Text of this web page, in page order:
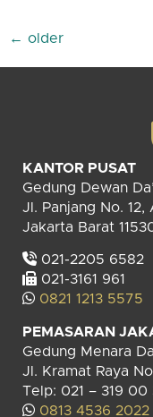
← older
KANTOR PUSAT
Gedung Dewan
Jl. Panjang No.
Jakarta Barat
021-2205 6582
021-3161 961
0821 1213 5575
PEMASARAN
Gedung Menara
Jl. Kramat Raya
Telp: 021 – 319
0813 4536 2022